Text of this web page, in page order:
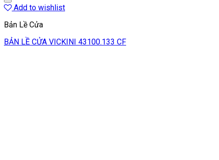
Add to wishlist
Bản Lề Cửa
BẢN LỀ CỬA VICKINI 43100.133 CF